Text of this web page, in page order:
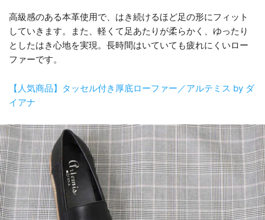
高級感のある本革使用で、はき続けるほど足の形にフィット
していきます。また、軽くて足あたりが柔らかく、ゆったり
としたはき心地を実現。長時間はいていても疲れにくいロー
ファーです。
【人気商品】タッセル付き厚底ローファー／アルテミス by ダ
イアナ